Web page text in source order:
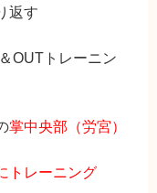
返す
OUTトレーニン
掌中央部（労宮）
トレーニング